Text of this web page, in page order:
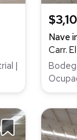
|
Nave
Carr.